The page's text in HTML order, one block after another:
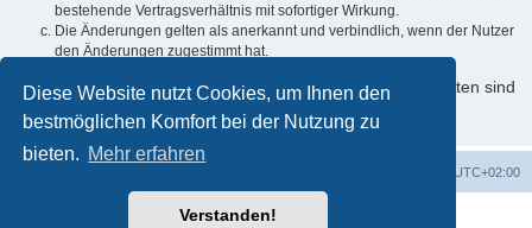
Diese Website nutzt Cookies, um Ihnen den
bestmöglichen Komfort bei der Nutzung zu
bieten. Mehr erfahren
Verstanden!
bestehende Vertragsverhältnis mit sofortiger Wirkung.
Die Änderungen gelten als anerkannt und verbindlich, wenn der Nutzer
den Änderungen zugestimmt hat.
Informationen über den Umgang mit Ihren persönlichen Daten sind
in der Datenschutzerklärung enthalten.
UTC+02:00
Powered byphpBB® Forum Software © phpBB Limited